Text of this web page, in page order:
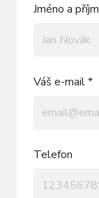
Jméno a
Váš e-mail *
Telefon